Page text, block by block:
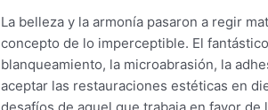
La belleza y la armonía pasaron a regir
concepto de lo imperceptible. El
blanqueamiento, la microabrasión, la
aceptar las restauraciones estéticas en